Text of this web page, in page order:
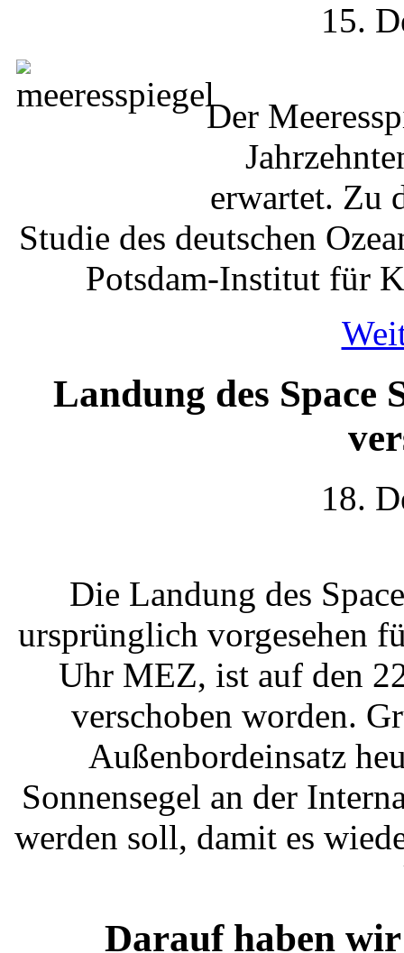
15.
Der
erwartet. Zu
Studie des deutschen
Potsdam-Institut für
Landung des Space
18.
Die Landung des
ursprünglich vorgesehen
Uhr MEZ, ist auf den
verschoben worden.
Außenbordeinsatz
Sonnensegel an der
werden soll, damit es
Darauf haben